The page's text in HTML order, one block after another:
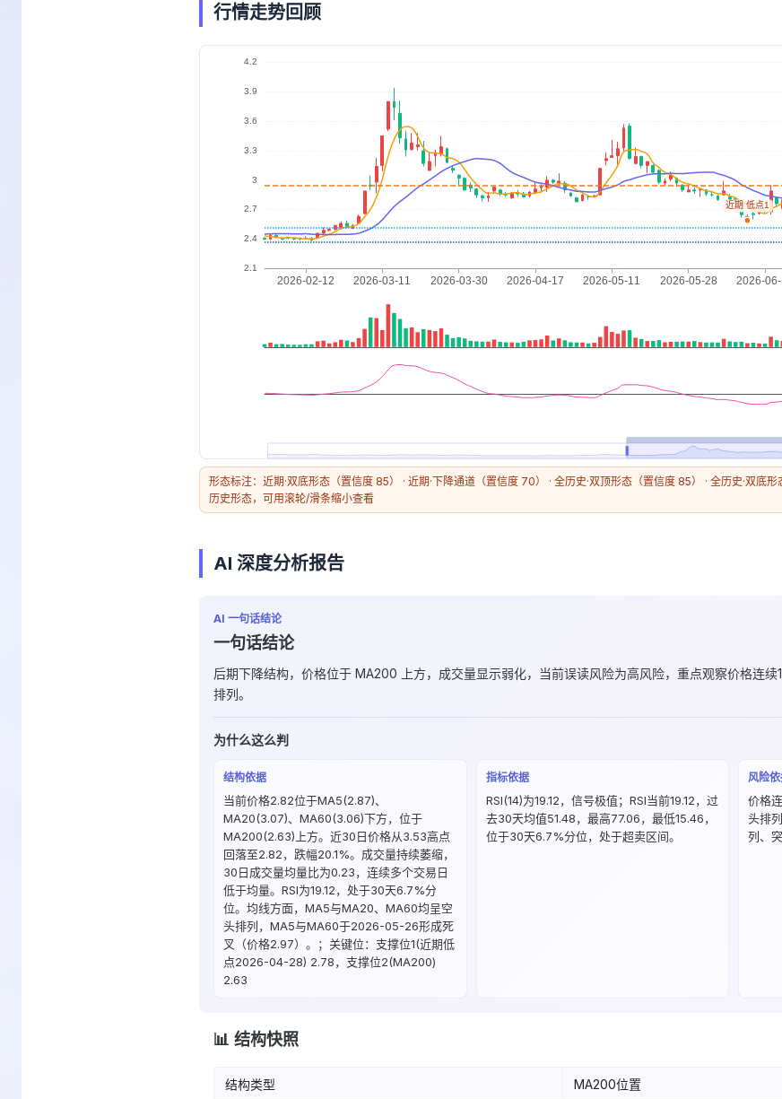
行情走势回顾
形态标注：近期·双底形态（置信度 85） · 近期·下降通道（置信度 70） · 全历史·双顶形态（置信度 85） · 全历史·双底
历史形态，可用滚轮/滑条缩小查看
AI 深度分析报告
AI 一句话结论
一句话结论
后期下降结构，价格位于 MA200 上方，成交量显示弱化，当前误读风险为高风险，重点观察价格连续
排列。
为什么这么判
结构依据
当前价格2.82位于MA5(2.87)、
MA20(3.07)、MA60(3.06)下方，位于
MA200(2.63)上方。近30日价格从3.53高点
回落至2.82，跌幅20.1%。成交量持续萎缩，
30日成交量均量比为0.23，连续多个交易日
低于均量。RSI为19.12，处于30天6.7%分
位。均线方面，MA5与MA20、MA60均呈空
头排列，MA5与MA60于2026-05-26形成死
叉（价格2.97）。；关键位：支撑位1(近期低
点2026-04-28) 2.78，支撑位2(MA200)
2.63
指标依据
RSI(14)为19.12，信号极值；RSI当前19.12，过
去30天均值51.48，最高77.06，最低15.46，
位于30天6.7%分位，处于超卖区间。
风险
价格
头排
列、
📊 结构快照
结构类型 MA200位置